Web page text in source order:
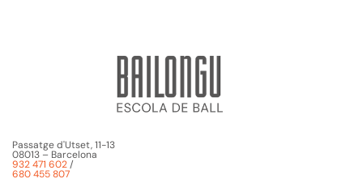
Passatge d'Utset, 11-13
08013 – Barcelona
932 471 602/
680 455 807